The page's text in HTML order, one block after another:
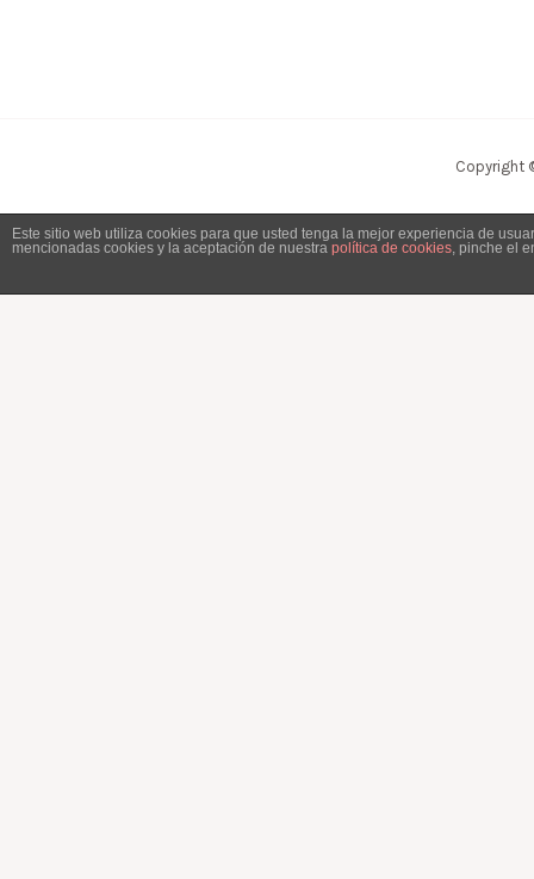
Copyright
Este sitio web utiliza cookies para que usted tenga la mejor experiencia de
mencionadas cookies y la aceptación de nuestra política de cookies, pinche el